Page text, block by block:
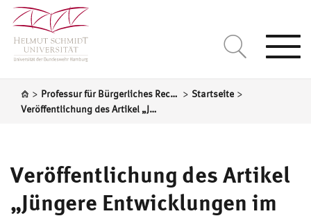
> Professur für Bürgerliches Recht und Wirtschaftsrecht einschließlich Vertragsgestaltung > Startseite >
Veröffentlichung des Artikel „Jüngere Entwicklungen im Kartellschadensersatzrecht (Teil 2)“
Veröffentlichung des Artikel
„Jüngere Entwicklungen im